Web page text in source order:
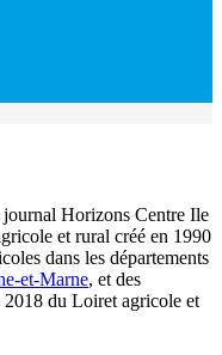
Horizons Centre Ile
et rural créé en 1990
dans les départements
et-Marne, et des
2018 du Loiret agricole et